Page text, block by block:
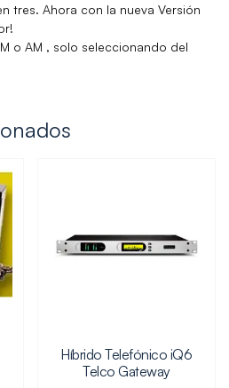
tres. Ahora con la nueva Versión
o AM , solo seleccionando del
Híbrido Telefónico iQ6
Telco Gateway